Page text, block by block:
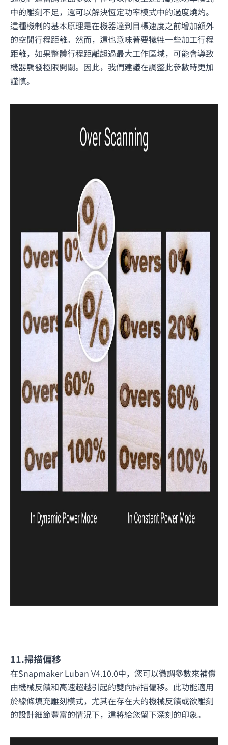
中的雕刻不足，還可以解決恆定功率模式中的過度燒灼。
這種機制的基本原理是在機器達到目標速度之前增加額外
的空閒行程距離。然而，這也意味著要犧牲一些加工行程
距離，如果整體行程距離超過最大工作區域，可能會導致
機器觸發極限開關。因此，我們建議在調整此參數時更加
謹慎。
11.掃描偏移
在Snapmaker Luban V4.10.0中，您可以微調參數來補償
由機械反饋和高速超越引起的雙向掃描偏移。此功能適用
於線條填充雕刻模式，尤其在存在大的機械反饋或欲雕刻
的設計細節豐富的情況下，這將給您留下深刻的印象。